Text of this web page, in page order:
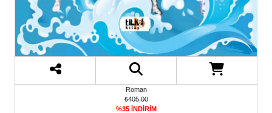
Roman
₺405,00
%35 İNDİRİM